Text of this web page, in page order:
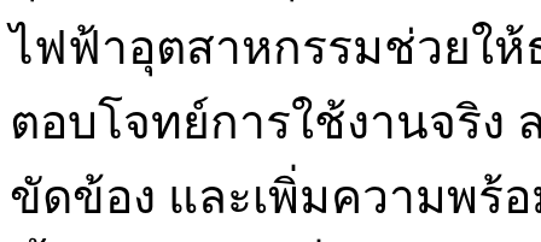
ไฟฟ้าอุตสาหกรรมช่วยใ
ตอบโจทย์การใช้งานจริ
ขัดข้อง และเพิ่มความพร้